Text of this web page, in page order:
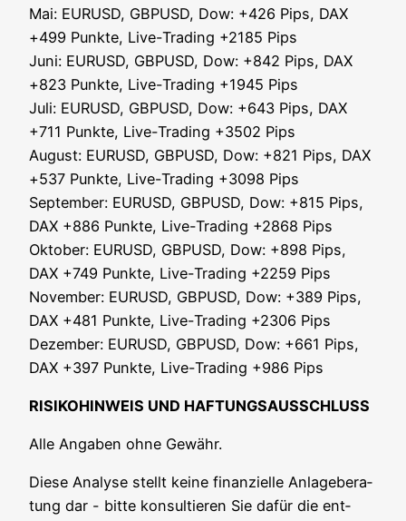
Mai: EURUSD, GBPUSD, Dow: +426 Pips, DAX
+499 Punk­te, Live-Tra­ding +2185 Pips
Juni: EURUSD, GBPUSD, Dow: +842 Pips, DAX
+823 Punk­te, Live-Tra­ding +1945 Pips
Juli: EURUSD, GBPUSD, Dow: +643 Pips, DAX
+711 Punk­te, Live-Tra­ding +3502 Pips
August: EURUSD, GBPUSD, Dow: +821 Pips, DAX
+537 Punk­te, Live-Tra­ding +3098 Pips
Sep­tem­ber: EURUSD, GBPUSD, Dow: +815 Pips,
DAX +886 Punk­te, Live-Tra­ding +2868 Pips
Okto­ber: EURUSD, GBPUSD, Dow: +898 Pips,
DAX +749 Punk­te, Live-Tra­ding +2259 Pips
Novem­ber: EURUSD, GBPUSD, Dow: +389 Pips,
DAX +481 Punk­te, Live-Tra­ding +2306 Pips
Dezem­ber: EURUSD, GBPUSD, Dow: +661 Pips,
DAX +397 Punk­te, Live-Tra­ding +986 Pips
RISIKOHINWEIS UND HAFTUNGSAUSSCHLUSS
Alle Anga­ben ohne Gewähr.
Die­se Ana­ly­se stellt kei­ne finan­zi­el­le Anla­ge­be­ra­
tung dar - bit­te kon­sul­tie­ren Sie dafür die ent­